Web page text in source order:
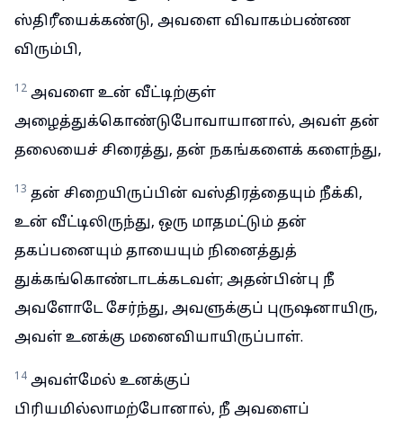
ஸ்திரீயைக்கண்டு, அவளை விவாகம்பண்ண
விரும்பி,
12 அவளை உன் வீட்டிற்குள்
அழைத்துக்கொண்டுபோவாயானால், அவள் தன்
தலையைச் சிரைத்து, தன் நகங்களைக் களைந்து,
13 தன் சிறையிருப்பின் வஸ்திரத்தையும் நீக்கி,
உன் வீட்டிலிருந்து, ஒரு மாதமட்டும் தன்
தகப்பனையும் தாயையும் நினைத்துத்
துக்கங்கொண்டாடக்கடவள்; அதன்பின்பு நீ
அவளோடே சேர்ந்து, அவளுக்குப் புருஷனாயிரு,
அவள் உனக்கு மனைவியாயிருப்பாள்.
14 அவள்மேல் உனக்குப்
பிரியமில்லாமற்போனால், நீ அவளைப்